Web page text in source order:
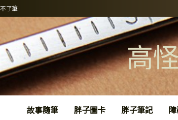
了筆
高
故事隨筆 胖子圖卡 胖子筆記